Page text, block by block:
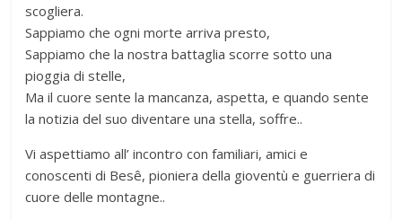
scogliera.
Sappiamo che ogni morte arriva presto,
Sappiamo che la nostra battaglia scorre sotto una
pioggia di stelle,
Ma il cuore sente la mancanza, aspetta, e quando sente
la notizia del suo diventare una stella, soffre..
Vi aspettiamo all’ incontro con familiari, amici e
conoscenti di Besê, pioniera della gioventù e guerriera di
cuore delle montagne..